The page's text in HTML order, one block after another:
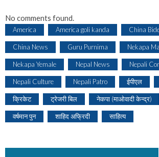
No comments found.
America America goli kanda China
China News Guru Purnima Nekapa
Nekapa Yemale Nepal News Nepali
Nepali Culture Nepali Patro ईपीएल
क्रिकेट ट्रेजरी बिल नेकपा (माओवादी केन्द्र)
वर्षमान पुन शाहिद अफ्रिदी साहित्य